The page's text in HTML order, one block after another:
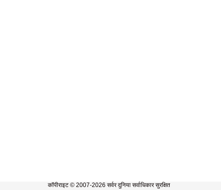
कॉपीराइट © 2007-2026 सर्वर दुनिया सर्वाधिकार सुरक्षित